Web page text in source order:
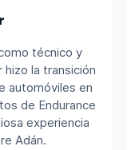
técnico y
la transición
automóviles en
de Endurance
experiencia
Adán.